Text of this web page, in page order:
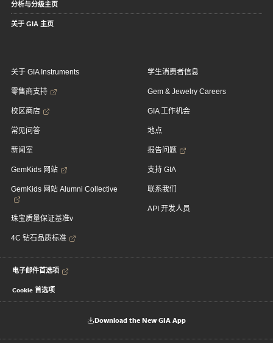
分析与分级主页
关于 GIA 主页
关于 GIA Instruments
零售商支持
校区商店
常见问答
新闻室
GemKids 网站
GemKids 网站 Alumni Collective
珠宝质量保证基准v
4C 钻石品质标准
学生消费者信息
Gem & Jewelry Careers
GIA 工作机会
地点
报告问题
支持 GIA
联系我们
API 开发人员
电子邮件首选项
Cookie 首选项
Download the New GIA App